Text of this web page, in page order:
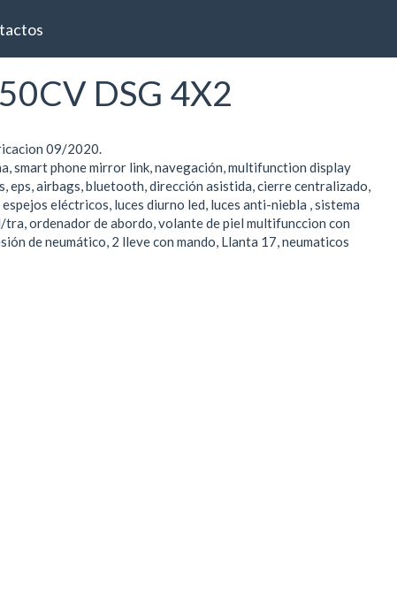
DSG 4X2
09/2020.
smart phone mirror link, navegación, multifunction display
eps, airbags, bluetooth, dirección asistida, cierre centralizado,
eléctricos, luces diurno led, luces anti-niebla , sistema
ordenador de abordo, volante de piel multifunccion con
de neumático, 2 lleve con mando, Llanta 17, neumaticos